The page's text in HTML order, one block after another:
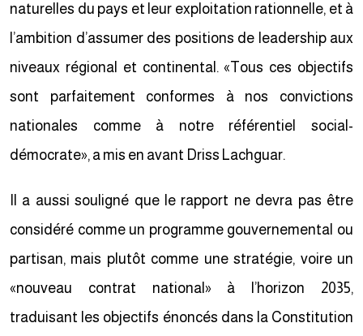
naturelles du pays et leur exploitation rationnelle, et à
l’ambition d’assumer des positions de leadership aux
niveaux régional et continental. «Tous ces objectifs
sont parfaitement conformes à nos convictions
nationales comme à notre référentiel social-
démocrate», a mis en avant Driss Lachguar.
Il a aussi souligné que le rapport ne devra pas être
considéré comme un programme gouvernemental ou
partisan, mais plutôt comme une stratégie, voire un
«nouveau contrat national» à l’horizon 2035,
traduisant les objectifs énoncés dans la Constitution